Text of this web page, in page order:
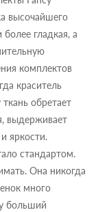
высочайшего
более гладкая, а
комплектов
краситель
обретает
выдерживает
яркости.
стандартом.
Она никогда
много
больший